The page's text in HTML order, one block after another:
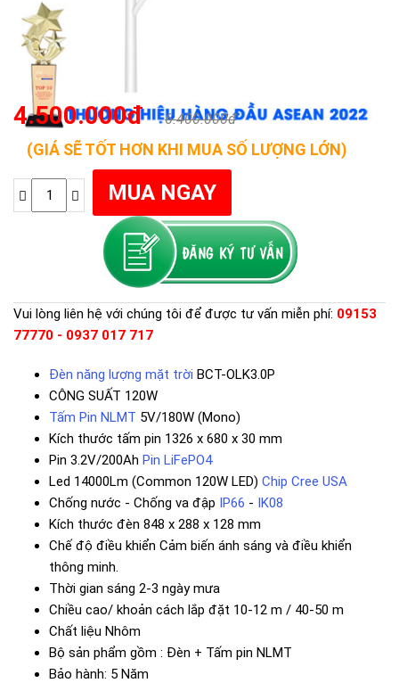
4.500.000đ 6.400.000đ
(GIÁ SẼ TỐT HƠN KHI MUA SỐ LƯỢNG LỚN)
Vui lòng liên hệ với chúng tôi để được tư vấn miễn phí: 09153
77770 - 0937 017 717
Đèn năng lượng mặt trời BCT-OLK3.0P
CÔNG SUẤT 120W
Tấm Pin NLMT 5V/180W (Mono)
Kích thước tấm pin 1326 x 680 x 30 mm
Pin 3.2V/200Ah Pin LiFePO4
Led 14000Lm (Common 120W LED) Chip Cree USA
Chống nước - Chống va đập IP66 - IK08
Kích thước đèn 848 x 288 x 128 mm
Chế độ điều khiển Cảm biến ánh sáng và điều khiển
thông minh.
Thời gian sáng 2-3 ngày mưa
Chiều cao/ khoản cách lắp đặt 10-12 m / 40-50 m
Chất liệu Nhôm
Bộ sản phẩm gồm : Đèn + Tấm pin NLMT
Bảo hành: 5 Năm